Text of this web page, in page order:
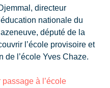
directeur
nationale du
député de la
l’école provisoire et
de l’école Yves Chaze.
à l’école